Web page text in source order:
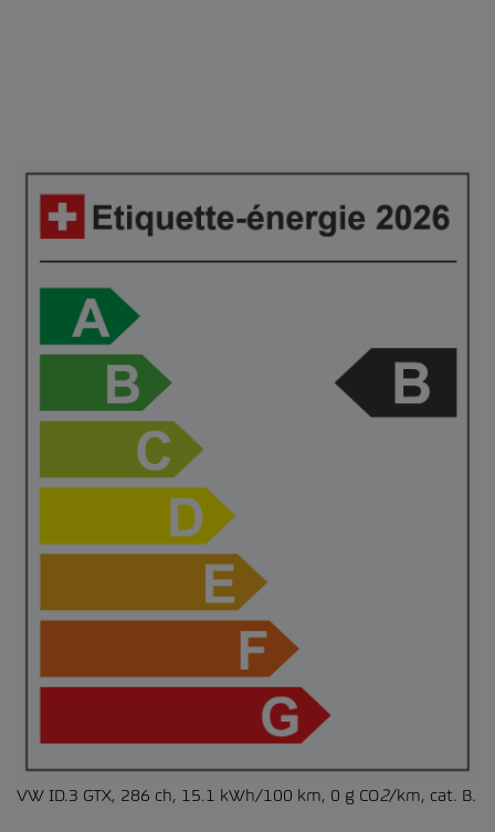
VW ID.3 GTX, 286 ch, 15.1 kWh/100 km, 0 g CO2/km, cat. B.